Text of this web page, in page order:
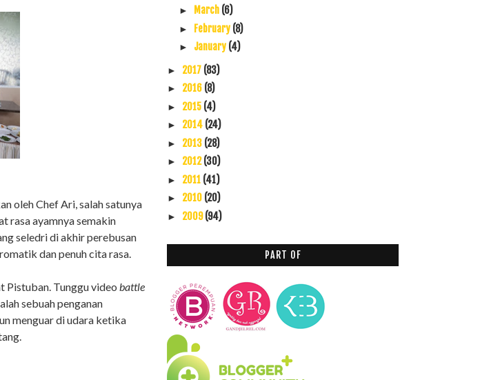
oleh Chef Ari, salah satunya
rasa ayamnya semakin
seledri di akhir perebusan
dan penuh cita rasa.
Pistuban. Tunggu video battle
sebuah penganan
menguar di udara ketika
► March (6)
► February (8)
► January (4)
► 2017 (83)
► 2016 (8)
► 2015 (4)
► 2014 (24)
► 2013 (28)
► 2012(30)
► 2011 (41)
► 2010 (20)
► 2009(94)
PART OF